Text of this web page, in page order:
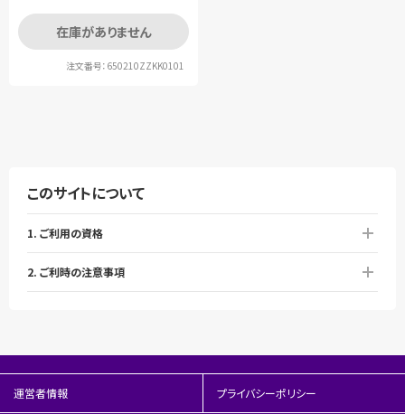
在庫がありません
注文番号：650210ZZKK0101
このサイトについて
1. ご利用の資格
2. ご利時の注意事項
運営者情報 プライバシーポリシー